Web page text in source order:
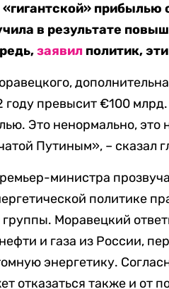
прибылью
в результате
заявил политик,
году превысит €100
Это ненормально, это
Путиным», – сказал
министра
политике
Моравецкий
и газа из России,
энергетику.
отказаться также и от